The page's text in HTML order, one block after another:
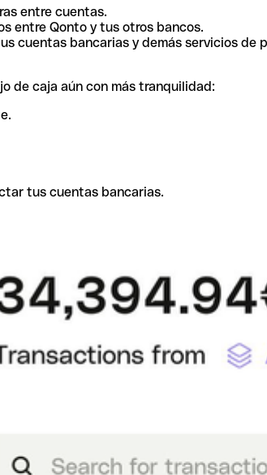
entre cuentas.
entre Qonto y tus otros bancos.
cuentas bancarias y demás servicios de
de caja aún con más tranquilidad:
tus cuentas bancarias.